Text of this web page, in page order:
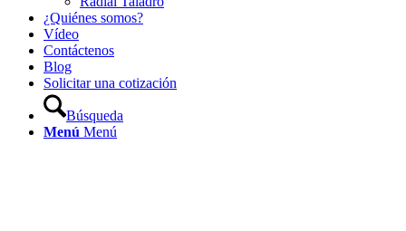
¿Quiénes somos?
Vídeo
Contáctenos
Blog
Solicitar una cotización
Búsqueda
Menú Menú